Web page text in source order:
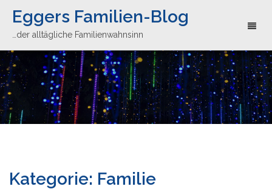
Eggers Familien-Blog
…der alltägliche Familienwahnsinn
Kategorie: Familie